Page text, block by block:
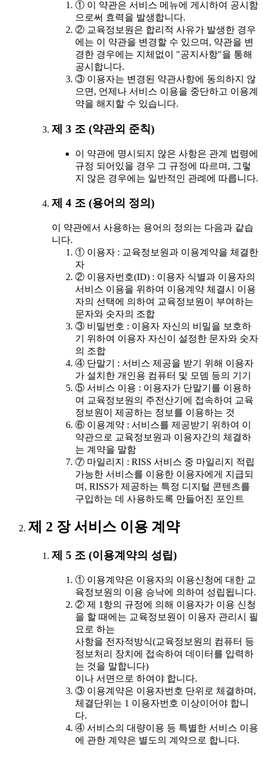
① 이 약관은 서비스 메뉴에 게시하여 공시함
으로써 효력을 발생합니다.
② 교육정보원은 합리적 사유가 발생한 경우
에는 이 약관을 변경할 수 있으며, 약관을 변
경한 경우에는 지체없이 "공지사항"을 통해
공시합니다.
③ 이용자는 변경된 약관사항에 동의하지 않
으면, 언제나 서비스 이용을 중단하고 이용계
약을 해지할 수 있습니다.
제 3 조 (약관외 준칙)
이 약관에 명시되지 않은 사항은 관계 법령에
규정 되어있을 경우 그 규정에 따르며, 그렇
지 않은 경우에는 일반적인 관례에 따릅니다.
제 4 조 (용어의 정의)
이 약관에서 사용하는 용어의 정의는 다음과 같습
니다.
① 이용자 : 교육정보원과 이용계약을 체결한
자
② 이용자번호(ID) : 이용자 식별과 이용자의
서비스 이용을 위하여 이용계약 체결시 이용
자의 선택에 의하여 교육정보원이 부여하는
문자와 숫자의 조합
③ 비밀번호 : 이용자 자신의 비밀을 보호하
기 위하여 이용자 자신이 설정한 문자와 숫자
의 조합
④ 단말기 : 서비스 제공을 받기 위해 이용자
가 설치한 개인용 컴퓨터 및 모뎀 등의 기기
⑤ 서비스 이용 : 이용자가 단말기를 이용하
여 교육정보원의 주전산기에 접속하여 교육
정보원이 제공하는 정보를 이용하는 것
⑥ 이용계약 : 서비스를 제공받기 위하여 이
약관으로 교육정보원과 이용자간의 체결하
는 계약을 말함
⑦ 마일리지 : RISS 서비스 중 마일리지 적립
가능한 서비스를 이용한 이용자에게 지급되
며, RISS가 제공하는 특정 디지털 콘텐츠를
구입하는 데 사용하도록 만들어진 포인트
제 2 장 서비스 이용 계약
제 5 조 (이용계약의 성립)
① 이용계약은 이용자의 이용신청에 대한 교
육정보원의 이용 승낙에 의하여 성립됩니다.
② 제 1항의 규정에 의해 이용자가 이용 신청
을 할 때에는 교육정보원이 이용자 관리시 필
요로 하는
사항을 전자적방식(교육정보원의 컴퓨터 등
정보처리 장치에 접속하여 데이터를 입력하
는 것을 말합니다)
이나 서면으로 하여야 합니다.
③ 이용계약은 이용자번호 단위로 체결하며,
체결단위는 1 이용자번호 이상이어야 합니
다.
④ 서비스의 대량이용 등 특별한 서비스 이용
에 관한 계약은 별도의 계약으로 합니다.